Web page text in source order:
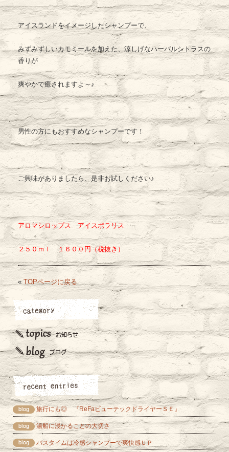
アイスランドをイメージしたシャンプーで、
みずみずしいカモミールを加えた、涼しげなハーバルシトラスの
香りが
爽やかで癒されますよ～♪
男性の方にもおすすめなシャンプーです！
ご興味がありましたら、是非お試しください♪
アロマシロップス アイスポラリス
２５０ｍｌ １６００円（税抜き）
«TOPページに戻る
旅行にも◎ 『ReFaビューテックドライヤーＳＥ』
湯船に浸かることの大切さ
バスタイムは冷感シャンプーで爽快感ＵＰ